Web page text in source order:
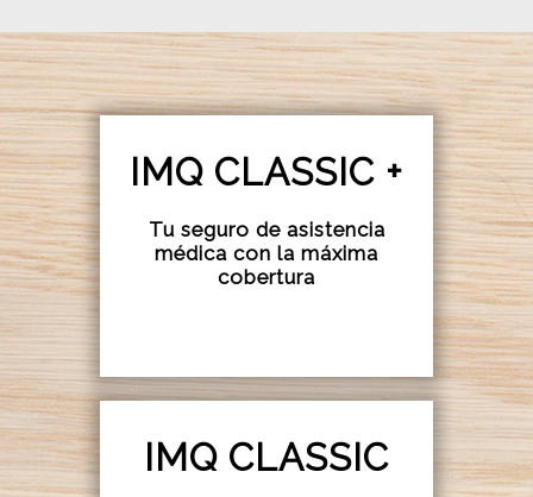
IMQ CLASSIC +
Tu seguro de asistencia
médica con la máxima
cobertura
IMQ CLASSIC